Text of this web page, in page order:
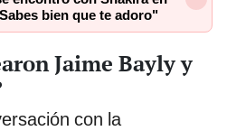
bien que te adoro"
Jaime Bayly y
con la